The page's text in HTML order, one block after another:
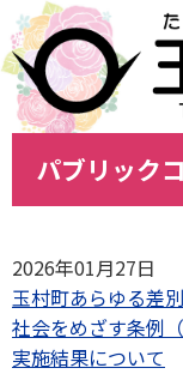
パブリック
2026年01月27日
玉村町あらゆる差
社会をめざす条例
実施結果について